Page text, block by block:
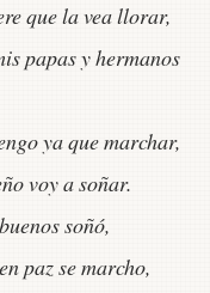
que la vea llorar,
papas y hermanos
ya que marchar,
voy a soñar.
soñó,
paz se marcho,